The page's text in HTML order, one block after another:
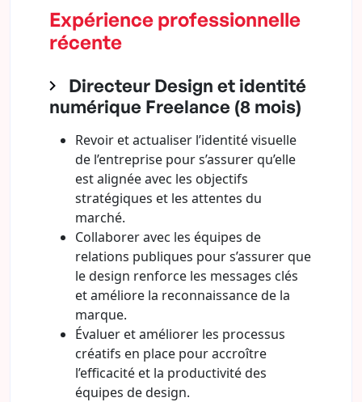
Expérience professionnelle
récente
Directeur Design et identité
numérique Freelance (8 mois)
Revoir et actualiser l’identité visuelle
de l’entreprise pour s’assurer qu’elle
est alignée avec les objectifs
stratégiques et les attentes du
marché.
Collaborer avec les équipes de
relations publiques pour s’assurer que
le design renforce les messages clés
et améliore la reconnaissance de la
marque.
Évaluer et améliorer les processus
créatifs en place pour accroître
l’efficacité et la productivité des
équipes de design.